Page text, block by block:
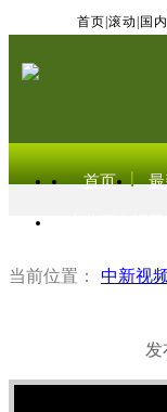
首页 滚动 国内
首页
当前位置： 中新视
发